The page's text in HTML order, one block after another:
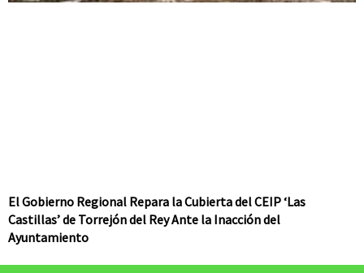
El Gobierno Regional Repara la Cubierta del CEIP ‘Las
Castillas’ de Torrejón del Rey Ante la Inacción del
Ayuntamiento